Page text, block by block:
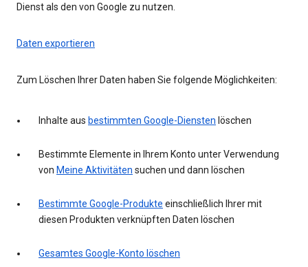
Dienst als den von Google zu nutzen.
Daten exportieren
Zum Löschen Ihrer Daten haben Sie folgende Möglichkeiten:
Inhalte aus bestimmten Google-Diensten löschen
Bestimmte Elemente in Ihrem Konto unter Verwendung
von Meine Aktivitäten suchen und dann löschen
Bestimmte Google-Produkte einschließlich Ihrer mit
diesen Produkten verknüpften Daten löschen
Gesamtes Google-Konto löschen